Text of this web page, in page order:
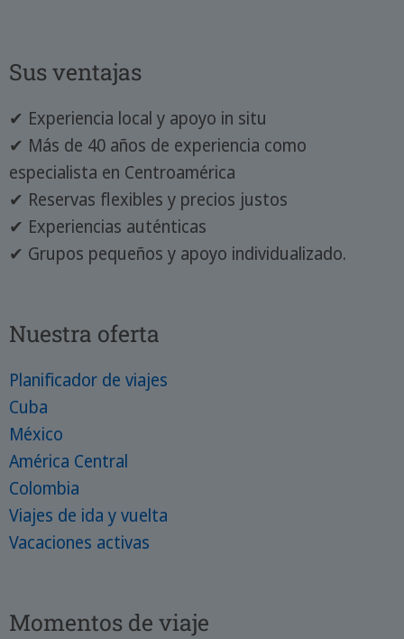
Sus ventajas
✔ Experiencia local y apoyo in situ
✔ Más de 40 años de experiencia como
especialista en Centroamérica
✔ Reservas flexibles y precios justos
✔ Experiencias auténticas
✔ Grupos pequeños y apoyo individualizado.
Nuestra oferta
Planificador de viajes
Cuba
México
América Central
Colombia
Viajes de ida y vuelta
Vacaciones activas
Momentos de viaje